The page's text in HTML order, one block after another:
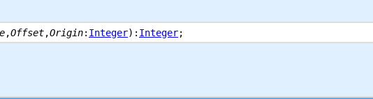
,Offset,Origin: Integer): Integer;